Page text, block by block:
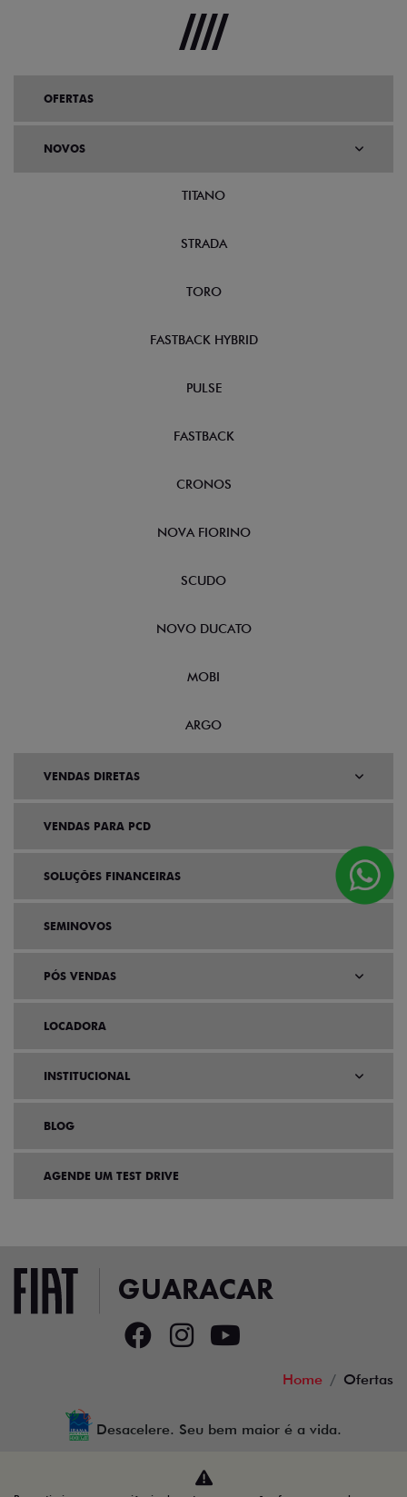
OFERTAS
NOVOS
TITANO
STRADA
TORO
FASTBACK HYBRID
PULSE
FASTBACK
CRONOS
NOVA FIORINO
SCUDO
NOVO DUCATO
MOBI
ARGO
VENDAS DIRETAS
VENDAS PARA PCD
SOLUÇÕES FINANCEIRAS
SEMINOVOS
PÓS VENDAS
LOCADORA
INSTITUCIONAL
BLOG
AGENDE UM TEST DRIVE
Home Ofertas
Desacelere. Seu bem maior é a vida.